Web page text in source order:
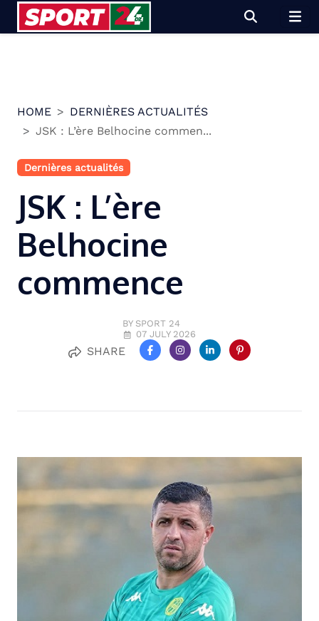
HOME
DERNIÈRES ACTUALITÉS
JSK : L’ère Belhocine commen...
Dernières actualités
JSK : L’ère
Belhocine
commence
BY SPORT 24
07 JULY 2026
SHARE